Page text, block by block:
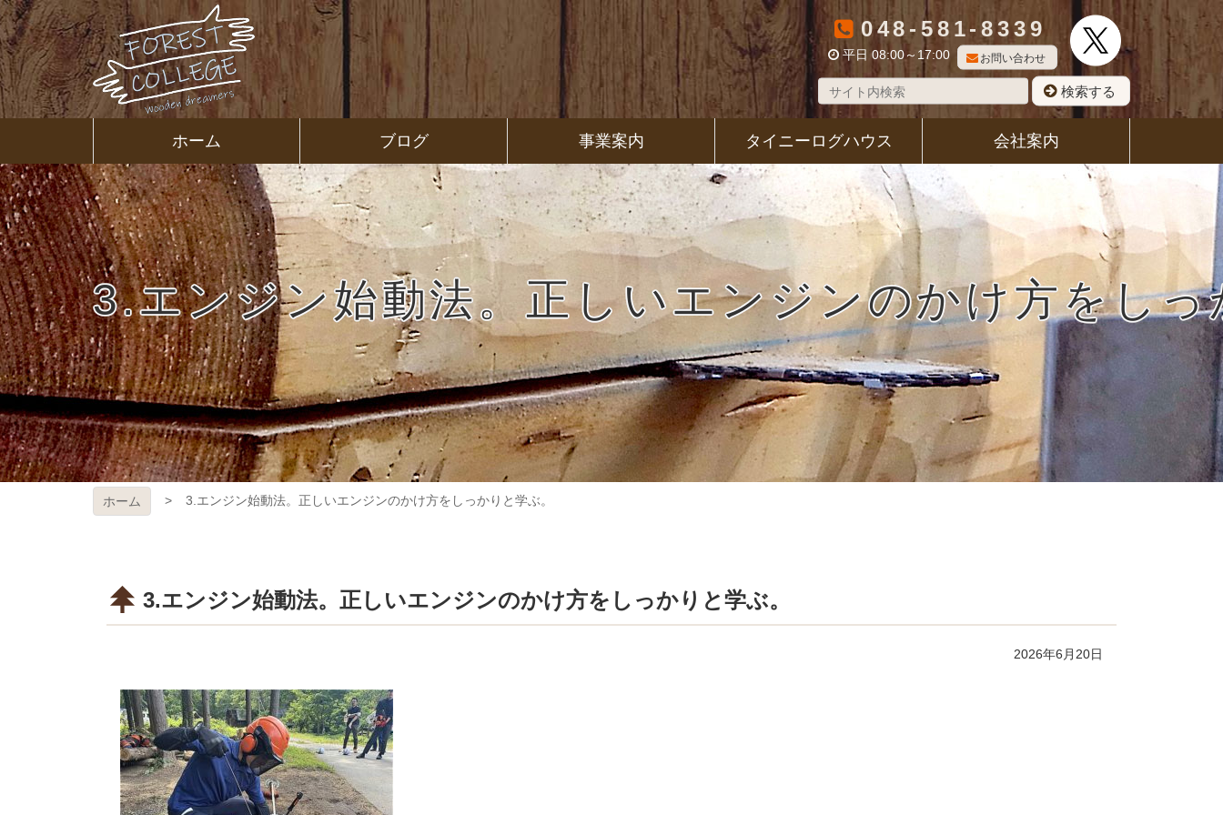
コ
ン
テ
ン
ツ
本
文
ス
キ
ッ
プ
㈱ＦＯＲ
ＥＳＴ Ｃ
ＯＬＬＥ
ＧＥ
048-581-8339
平日 08:00～17:00 お問い合わせ
検索する
ホーム ブログ 事業案内 タイニーログハウス 会社案内
3.エンジン始動法。正しいエンジンのかけ方をし
ホーム 3.エンジン始動法。正しいエンジンのかけ方をしっかりと学ぶ。
3.エンジン始動法。正しいエンジンのかけ方をしっかりと学ぶ。
2026年6月20日